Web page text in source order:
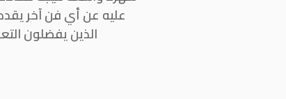
عليه عن أي فن آخر
الذين يفضلون